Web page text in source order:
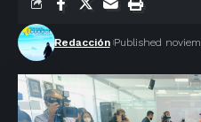
Redacción Published